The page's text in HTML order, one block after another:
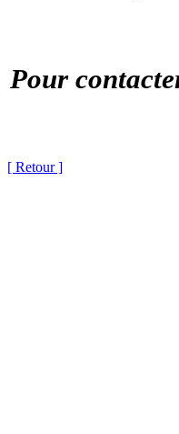
Pour
[ Retour ]